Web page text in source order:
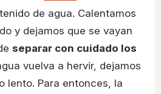
de agua. Calentamos
y dejamos que se vayan
separar con cuidado los
vuelva a hervir, dejamos
lento. Para entonces, la